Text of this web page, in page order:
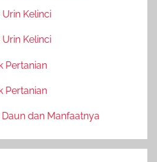
Kelinci
Kelinci
Pertanian
Pertanian
dan Manfaatnya